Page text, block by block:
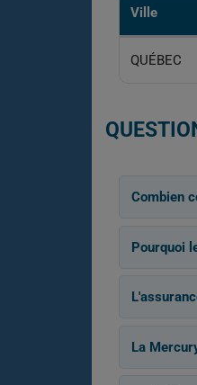
Ville
QUÉBEC
Combien
Pourquoi
La